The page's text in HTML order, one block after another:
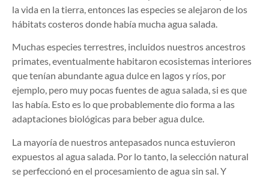
la vida en la tierra, entonces las especies se alejaron de los
hábitats costeros donde había mucha agua salada.
Muchas especies terrestres, incluidos nuestros ancestros
primates, eventualmente habitaron ecosistemas interiores
que tenían abundante agua dulce en lagos y ríos, por
ejemplo, pero muy pocas fuentes de agua salada, si es que
las había. Esto es lo que probablemente dio forma a las
adaptaciones biológicas para beber agua dulce.
La mayoría de nuestros antepasados nunca estuvieron
expuestos al agua salada. Por lo tanto, la selección natural
se perfeccionó en el procesamiento de agua sin sal. Y